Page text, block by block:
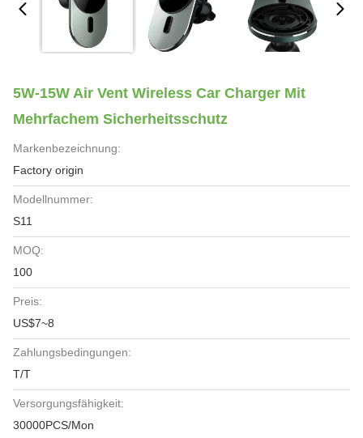
5W-15W Air Vent Wireless Car Charger Mit
Mehrfachem Sicherheitsschutz
Markenbezeichnung:
Factory origin
Modellnummer:
S11
MOQ:
100
Preis:
US$7~8
Zahlungsbedingungen:
T/T
Versorgungsfähigkeit:
30000PCS/Mon